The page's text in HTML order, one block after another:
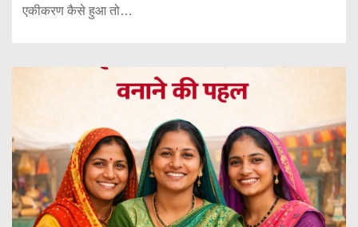
एकीकरण कैसे हुआ तो…